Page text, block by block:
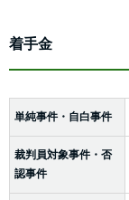
着手金
単純事件・自白事件
裁判員対象事件・否
認事件